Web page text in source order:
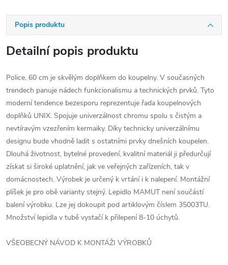
Popis produktu
Detailní popis produktu
Police, 60 cm je skvělým doplňkem do koupelny. V současných
trendech panuje nádech funkcionalismu a technických prvků. Tyto
moderní tendence bezesporu reprezentuje řada koupelnových
doplňků UNIX. Spojuje univerzálnost chromu spolu s čistým a
nevtíravým vzezřením kermaiky. Díky technicky univerzálnímu
designu bude vhodně ladit s ostatními prvky dnešních koupelen.
Dlouhá životnost, bytelné provedení, kvalitní materiál ji předurčují
získat si široké uplatnění, jak ve veřejných zařízeních, tak v
domácnostech. Výrobek je určený k vrtání i k nalepení. Montážní
plíšek je pro obě varianty stejný. Lepidlo MAMUT není součástí
balení výrobku. Lze jej dokoupit pod artiklovým číslem 35003TU.
Množství lepidla v tubě vystačí k přilepení 8-10 úchytů.
VŠEOBECNÝ NÁVOD K MONTÁŽI VÝROBKŮ